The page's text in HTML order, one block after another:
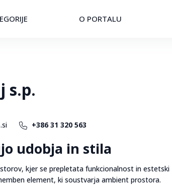
O PORTALU
s.p.
+386 31 320 563
udobja in stila
kjer se prepletata funkcionalnost in estetski
element, ki soustvarja ambient prostora.